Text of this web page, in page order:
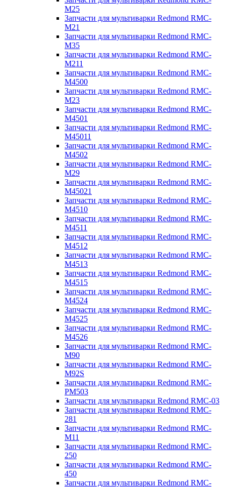
M25
Запчасти для мультиварки Redmond RMC-
M21
Запчасти для мультиварки Redmond RMC-
M35
Запчасти для мультиварки Redmond RMC-
M211
Запчасти для мультиварки Redmond RMC-
M4500
Запчасти для мультиварки Redmond RMC-
M23
Запчасти для мультиварки Redmond RMC-
M4501
Запчасти для мультиварки Redmond RMC-
M45011
Запчасти для мультиварки Redmond RMC-
M4502
Запчасти для мультиварки Redmond RMC-
M29
Запчасти для мультиварки Redmond RMC-
M45021
Запчасти для мультиварки Redmond RMC-
M4510
Запчасти для мультиварки Redmond RMC-
M4511
Запчасти для мультиварки Redmond RMC-
M4512
Запчасти для мультиварки Redmond RMC-
M4513
Запчасти для мультиварки Redmond RMC-
M4515
Запчасти для мультиварки Redmond RMC-
M4524
Запчасти для мультиварки Redmond RMC-
M4525
Запчасти для мультиварки Redmond RMC-
M4526
Запчасти для мультиварки Redmond RMC-
M90
Запчасти для мультиварки Redmond RMC-
M92S
Запчасти для мультиварки Redmond RMC-
PM503
Запчасти для мультиварки Redmond RMC-03
Запчасти для мультиварки Redmond RMC-
281
Запчасти для мультиварки Redmond RMC-
M11
Запчасти для мультиварки Redmond RMC-
250
Запчасти для мультиварки Redmond RMC-
450
Запчасти для мультиварки Redmond RMC-